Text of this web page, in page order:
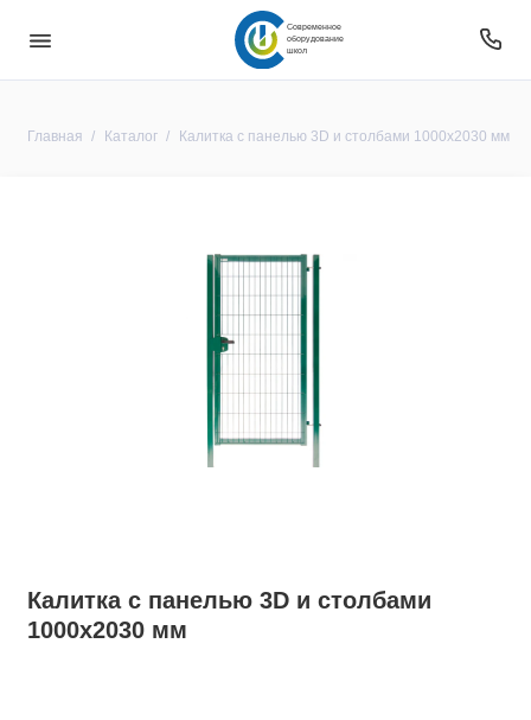
Современное
оборудование
школ
Главная Каталог Калитка с панелью 3D и столбами 1000х2030 мм
Калитка с панелью 3D и столбами
1000х2030 мм